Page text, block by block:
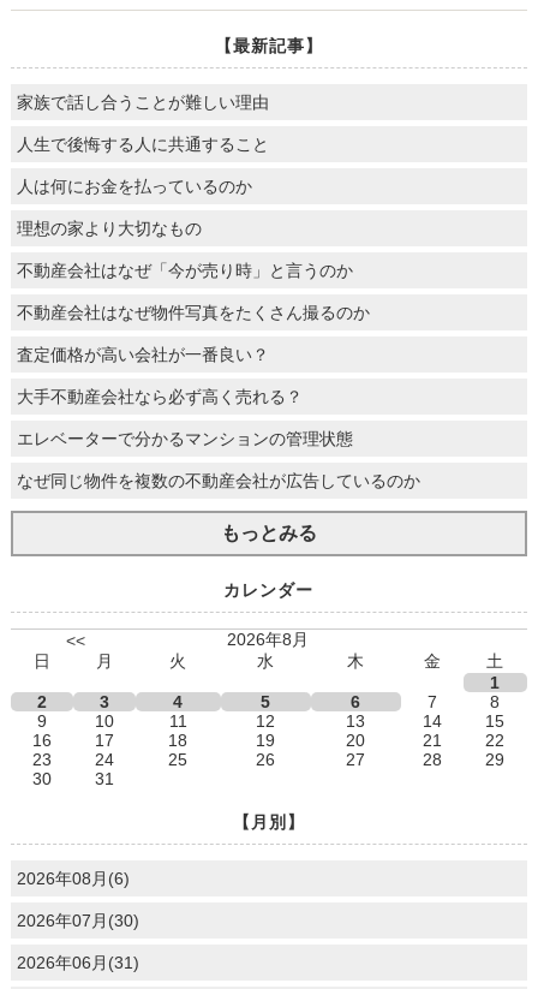
【最新記事】
家族で話し合うことが難しい理由
人生で後悔する人に共通すること
人は何にお金を払っているのか
理想の家より大切なもの
不動産会社はなぜ「今が売り時」と言うのか
不動産会社はなぜ物件写真をたくさん撮るのか
査定価格が高い会社が一番良い？
大手不動産会社なら必ず高く売れる？
エレベーターで分かるマンションの管理状態
なぜ同じ物件を複数の不動産会社が広告しているのか
もっとみる
カレンダー
<<
2026年8月
日
月 火 水 木 金
土
1
2
3 4 5 6 7
8
9
10 11 12 13 14
15
16
17 18 19 20 21
22
23
24 25 26 27 28
29
30
31
【月別】
2026年08月(6)
2026年07月(30)
2026年06月(31)